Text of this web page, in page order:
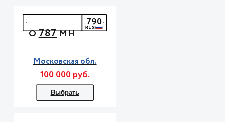
О787МН
790
Московская обл.
100 000 руб.
Выбрать